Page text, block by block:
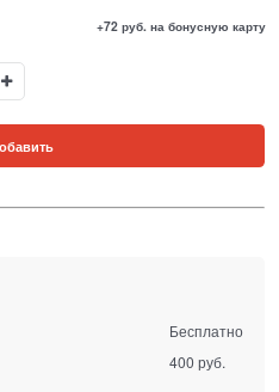
+72 руб. на бонусную карту
Бесплатно
400 руб.